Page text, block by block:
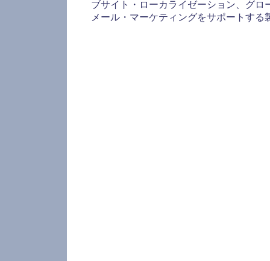
ブサイト・ローカライゼーション、グ
メール・マーケティングをサポートす